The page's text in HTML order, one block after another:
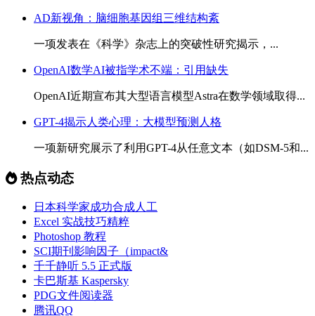
AD新视角：脑细胞基因组三维结构紊
一项发表在《科学》杂志上的突破性研究揭示，...
OpenAI数学AI被指学术不端：引用缺失
OpenAI近期宣布其大型语言模型Astra在数学领域取得...
GPT-4揭示人类心理：大模型预测人格
一项新研究展示了利用GPT-4从任意文本（如DSM-5和...
热点动态
日本科学家成功合成人工
Excel 实战技巧精粹
Photoshop 教程
SCI期刊影响因子（impact&
千千静听 5.5 正式版
卡巴斯基 Kaspersky
PDG文件阅读器
腾讯QQ